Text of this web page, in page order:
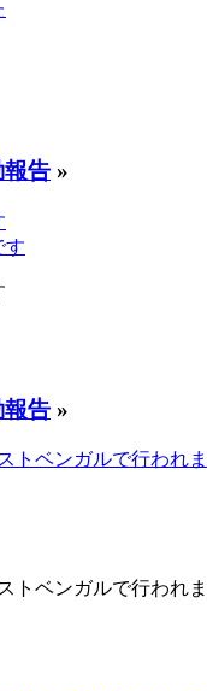
告 »
告 »
トベンガルで行われま
トベンガルで行われま